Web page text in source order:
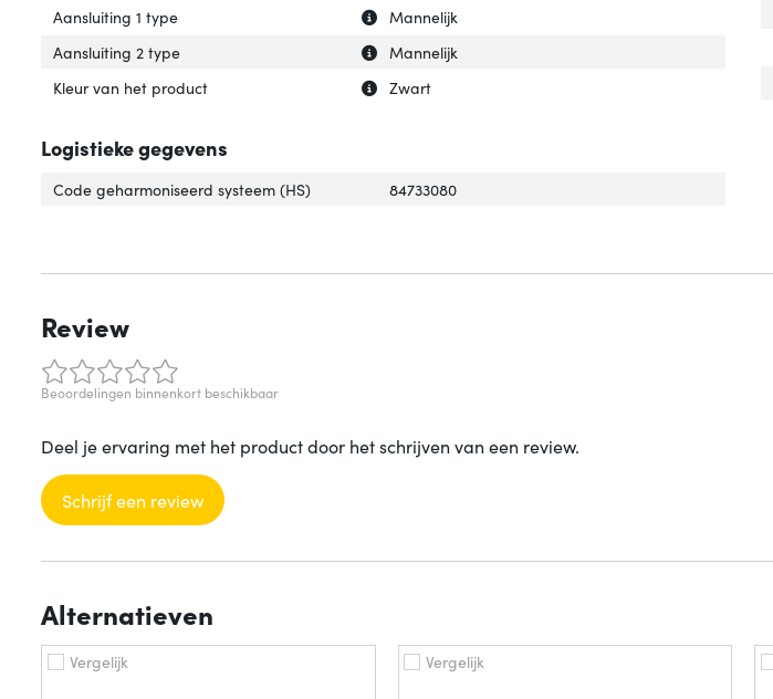
Uitleg over 'Aansluiting 1 type'
Verberg uitleg over 'Aansluiting 1 type'
Aansluiting 1 type
Mannelijk
Uitleg over 'Aansluiting 2 type'
Verberg uitleg over 'Aansluiting 2 type'
Aansluiting 2 type
Mannelijk
Uitleg over 'Kleur van het product'
Verberg uitleg over 'Kleur van het product'
Kleur van het product Zwart
Logistieke gegevens
Code geharmoniseerd systeem (HS) 84733080
Review
Beoordelingen binnenkort beschikbaar
Deel je ervaring met het product door het schrijven van een review.
Schrijf een review
Alternatieven
Vergelijk Vergelijk